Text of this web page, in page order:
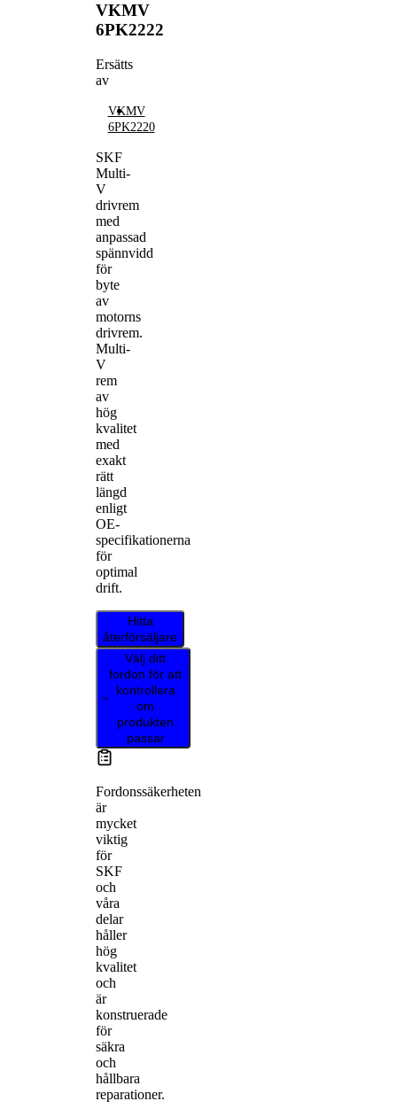
VKMV
6PK2222
Ersätts
av
VKMV
6PK2220
SKF
Multi-
V
drivrem
med
anpassad
spännvidd
för
byte
av
motorns
drivrem.
Multi-
V
rem
av
hög
kvalitet
med
exakt
rätt
längd
enligt
OE-
specifikationerna
för
optimal
drift.
Hitta
återförsäljare
Välj ditt
fordon för att
kontrollera
om
produkten
passar
Fordonssäkerheten
är
mycket
viktig
för
SKF
och
våra
delar
håller
hög
kvalitet
och
är
konstruerade
för
säkra
och
hållbara
reparationer.